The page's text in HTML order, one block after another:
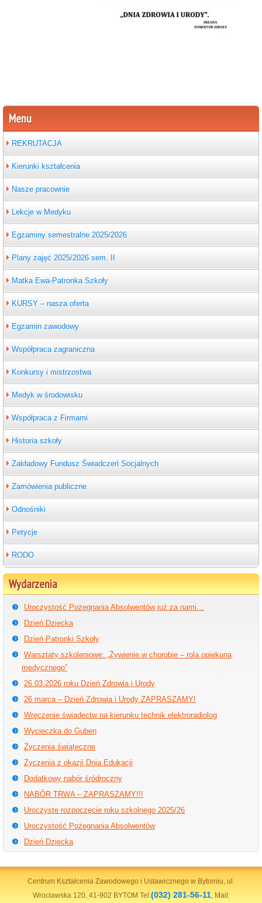
Menu
REKRUTACJA
Kierunki kształcenia
Nasze pracownie
Lekcje w Medyku
Egzaminy semestralne 2025/2026
Plany zajęć 2025/2026 sem. II
Matka Ewa-Patronka Szkoły
KURSY – nasza oferta
Egzamin zawodowy
Współpraca zagraniczna
Konkursy i mistrzostwa
Medyk w środowisku
Współpraca z Firmami
Historia szkoły
Zakładowy Fundusz Świadczeń Socjalnych
Zamówienia publiczne
Odnośniki
Petycje
RODO
Wydarzenia
Uroczystość Pożegnania Absolwentów już za nami…
Dzień Dziecka
Dzień Patronki Szkoły
Warsztaty szkoleniowe: „Żywienie w chorobie – rola opiekuna
medycznego”
26.03.2026 roku Dzień Zdrowia i Urody
26 marca – Dzień Zdrowia i Urody ZAPRASZAMY!
Wręczenie świadectw na kierunku technik elektroradiolog
Wycieczka do Guben
Życzenia świąteczne
Życzenia z okazji Dnia Edukacji
Dodatkowy nabór śródroczny
NABÓR TRWA – ZAPRASZAMY!!!
Uroczyste rozpoczęcie roku szkolnego 2025/26
Uroczystość Pożegnania Absolwentów
Dzień Dziecka
Centrum Kształcenia Zawodowego i Ustawicznego w Bytomiu, ul.
Wrocławska 120, 41-902 BYTOM Tel:(032) 281-56-11, Mail: